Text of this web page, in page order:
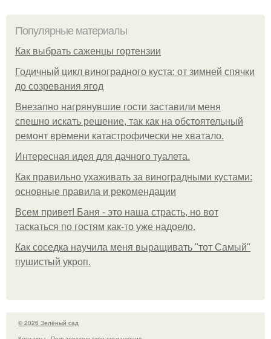
Популярные материалы
Как выбрать саженцы гортензии
Годичный цикл виноградного куста: от зимней спячки
до созревания ягод
Внезапно нагрянувшие гости заставили меня
спешно искать решение, так как на обстоятельный
ремонт времени катастрофически не хватало.
Интересная идея для дачного туалета.
Как правильно ухаживать за виноградными кустами:
основные правила и рекомендации
Всем привет! Баня - это наша страсть, но вот
таскаться по гостям как-то уже надоело.
Как соседка научила меня выращивать "тот Самый"
пушистый укроп.
© 2026 Зелёный сад